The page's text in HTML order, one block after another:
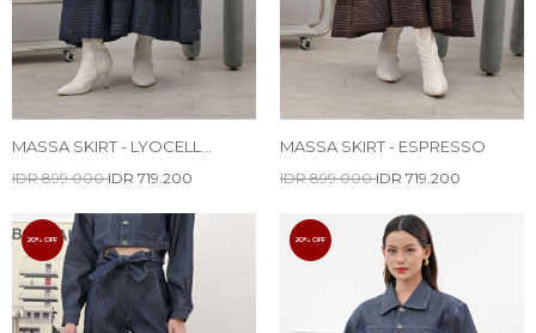
MASSA SKIRT - LYOCELL
IDR 899.000IDR 719.200
MASSA SKIRT - ESPRESSO
IDR 899.000IDR 719.200
20% OFF 20% OFF